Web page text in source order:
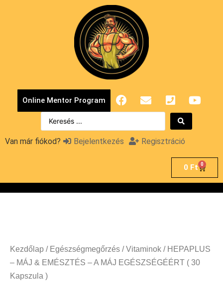
Online Mentor Program
Van már fiókod? Bejelentkezés Regisztráció
0 Ft 0
Kezdőlap / Egészségmegőrzés /Vitaminok / HEPAPLUS
– MÁJ & EMÉSZTÉS – A MÁJ EGÉSZSÉGÉÉRT ( 30
Kapszula )